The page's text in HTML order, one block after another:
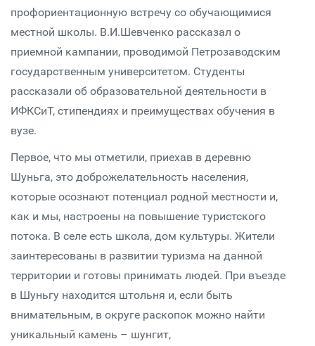
профориентационную встречу со обучающимися
местной школы. В.И.Шевченко рассказал о
приемной кампании, проводимой Петрозаводским
государственным университетом. Студенты
рассказали об образовательной деятельности в
ИФКСиТ, стипендиях и преимуществах обучения в
вузе.
Первое, что мы отметили, приехав в деревню
Шуньга, это доброжелательность населения,
которые осознают потенциал родной местности и,
как и мы, настроены на повышение туристского
потока. В селе есть школа, дом культуры. Жители
заинтересованы в развитии туризма на данной
территории и готовы принимать людей. При въезде
в Шуньгу находится штольня и, если быть
внимательным, в округе раскопок можно найти
уникальный камень – шунгит,